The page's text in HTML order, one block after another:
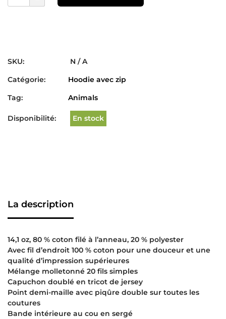
SKU:
N / A
Catégorie:
Hoodie avec zip
Tag:
Animals
Disponibilité: En stock
La description
14,1 oz, 80 % coton filé à l’anneau, 20 % polyester
Avec fil d’endroit 100 % coton pour une douceur et une
qualité d’impression supérieures
Mélange molletonné 20 fils simples
Capuchon doublé en tricot de jersey
Point demi-maille avec piqûre double sur toutes les
coutures
Bande intérieure au cou en sergé